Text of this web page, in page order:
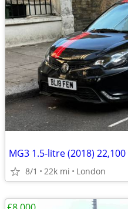
MG3 1.5-litre (2018)
8/1 22k mi London